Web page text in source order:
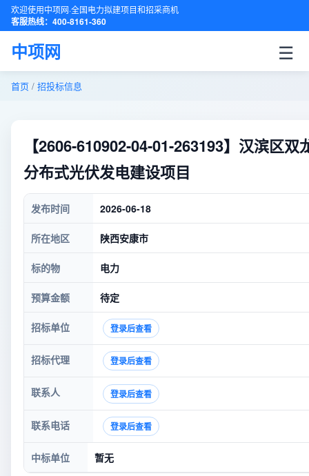
欢迎使用中项网·全国电力拟建项目和招采商机
客服热线：400-8161-360
中项网 ☰
首页 / 招投标信息
【2606-610902-04-01-263193】汉滨区
分布式光伏发电建设项目
发布时间 2026-06-18
所在地区 陕西安康市
标的物 电力
预算金额 待定
招标单位 登录后查看
招标代理 登录后查看
联系人 登录后查看
联系电话 登录后查看
中标单位 暂无